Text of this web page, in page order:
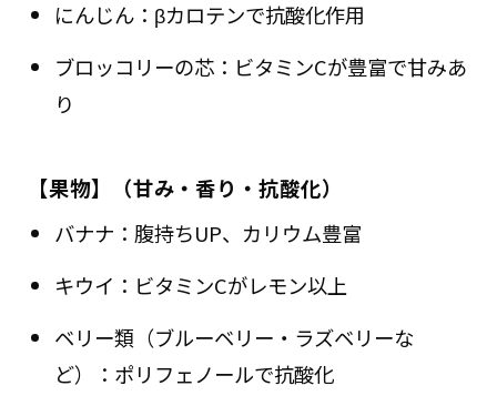
にんじん：βカロテンで抗酸化作用
ブロッコリーの芯：ビタミンCが豊富で甘みあ
り
【果物】（甘み・香り・抗酸化）
バナナ：腹持ちUP、カリウム豊富
キウイ：ビタミンCがレモン以上
ベリー類（ブルーベリー・ラズベリーな
ど）：ポリフェノールで抗酸化